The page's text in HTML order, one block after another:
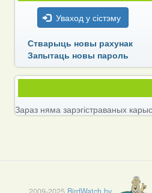
Уваход у сістэму
Стварыць новы рахунак
Запытаць новы пароль
Зараз няма зарэгістраваных